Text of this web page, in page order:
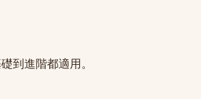
到進階都適用。